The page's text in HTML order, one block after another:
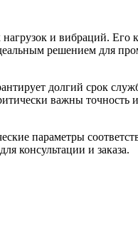
и вибраций. Его
решением для
долгий срок
важны точность
параметры
консультации и заказа.